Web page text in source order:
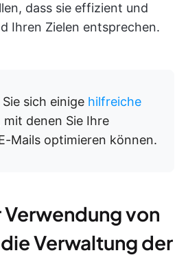
dass sie effizient und
Ihren Zielen entsprechen.
Sie sich einige hilfreiche
mit denen Sie Ihre
Mails optimieren können.
von
Verwaltung der